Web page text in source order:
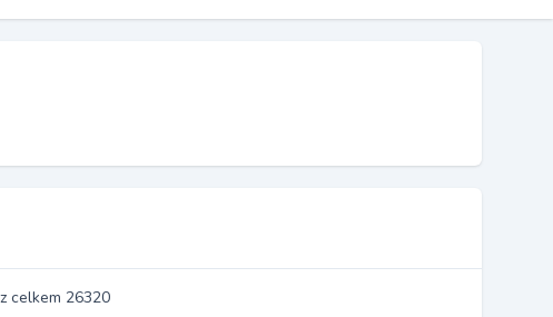
z celkem 26320